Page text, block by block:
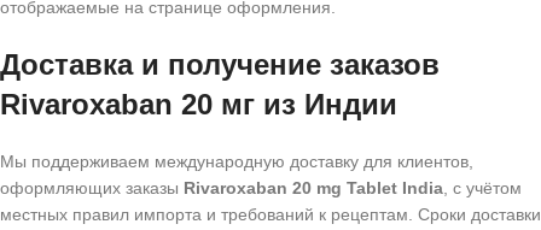
отображаемые на странице оформления.
Доставка и получение заказов
Rivaroxaban 20 мг из Индии
Мы поддерживаем международную доставку для клиентов,
оформляющих заказы Rivaroxaban 20 mg Tablet India, с учётом
местных правил импорта и требований к рецептам. Сроки доставки